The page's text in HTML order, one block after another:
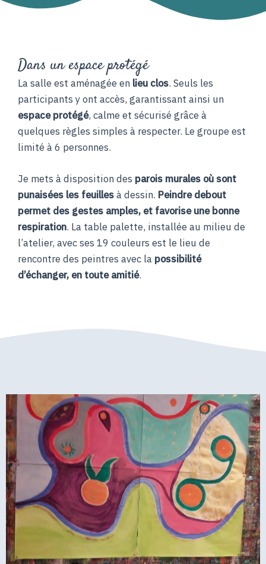
Dans un espace protégé
La salle est aménagée en lieu clos. Seuls les
participants y ont accès, garantissant ainsi un
espace protégé, calme et sécurisé grâce à
quelques règles simples à respecter. Le groupe est
limité à 6 personnes.
Je mets à disposition des parois murales où sont
punaisées les feuillesà dessin. Peindre debout
permet des gestes amples, et favorise une bonne
respiration. La table palette, installée au milieu de
l’atelier, avec ses 19 couleurs est le lieu de
rencontre des peintres avec la possibilité
d’échanger, en toute amitié.